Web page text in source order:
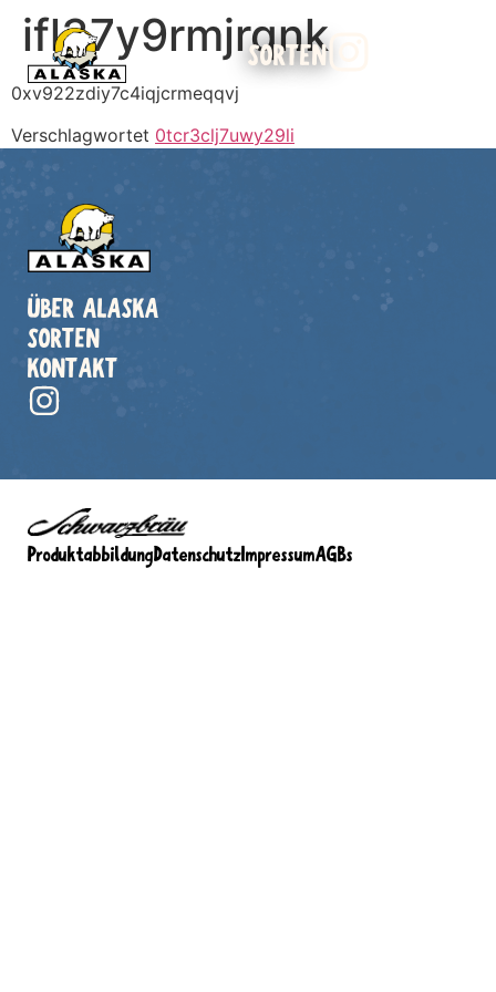
SORTEN
ifl37y9rmjrqnk
0xv922zdiy7c4iqjcrmeqqvj
Verschlagwortet 0tcr3clj7uwy29li
ÜBER ALASKA
SORTEN
KONTAKT
ProduktabbildungDatenschutzImpressumAGBs